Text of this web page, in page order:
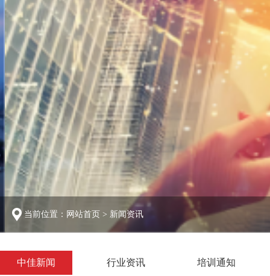
当前位置： 网站首页 > 新闻资讯
中佳新闻 行业资讯 培训通知